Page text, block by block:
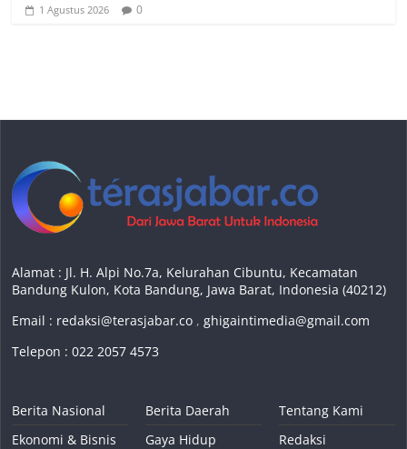
1 Agustus 2026 0
Alamat : Jl. H. Alpi No.7a, Kelurahan Cibuntu, Kecamatan
Bandung Kulon, Kota Bandung, Jawa Barat, Indonesia (40212)
Email : redaksi@terasjabar.co ,ghigaintimedia@gmail.com
Telepon : 022 2057 4573
Berita Nasional
Ekonomi & Bisnis
Berita Daerah
Gaya Hidup
Tentang Kami
Redaksi